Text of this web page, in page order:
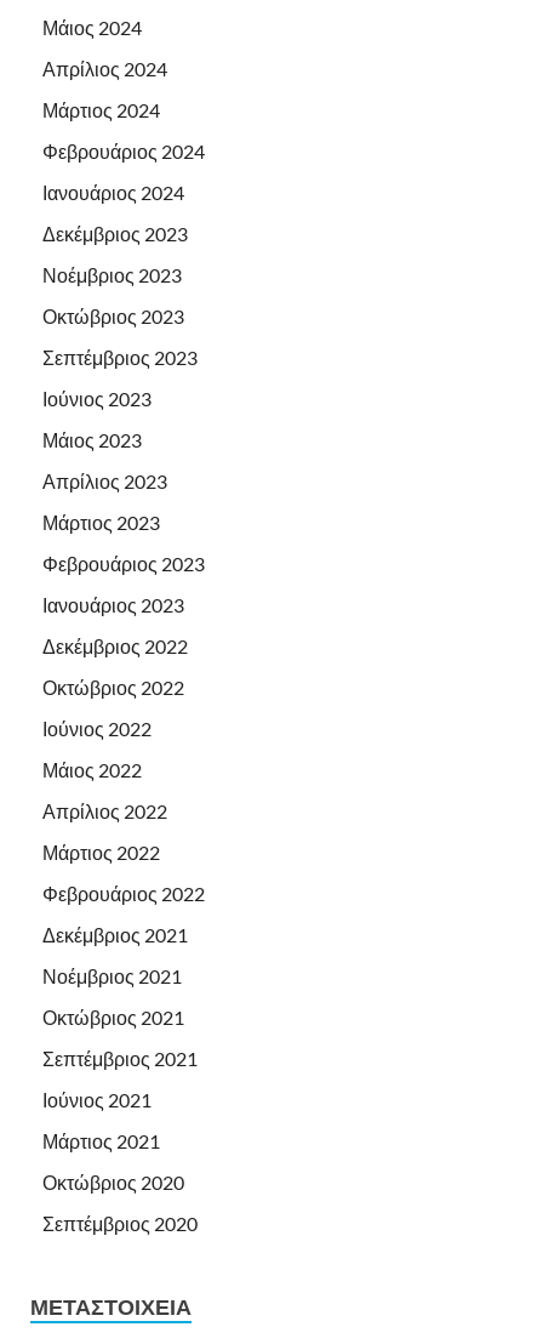
Μάιος 2024
Απρίλιος 2024
Μάρτιος 2024
Φεβρουάριος 2024
Ιανουάριος 2024
Δεκέμβριος 2023
Νοέμβριος 2023
Οκτώβριος 2023
Σεπτέμβριος 2023
Ιούνιος 2023
Μάιος 2023
Απρίλιος 2023
Μάρτιος 2023
Φεβρουάριος 2023
Ιανουάριος 2023
Δεκέμβριος 2022
Οκτώβριος 2022
Ιούνιος 2022
Μάιος 2022
Απρίλιος 2022
Μάρτιος 2022
Φεβρουάριος 2022
Δεκέμβριος 2021
Νοέμβριος 2021
Οκτώβριος 2021
Σεπτέμβριος 2021
Ιούνιος 2021
Μάρτιος 2021
Οκτώβριος 2020
Σεπτέμβριος 2020
ΜΕΤΑΣΤΟΙΧΕΊΑ